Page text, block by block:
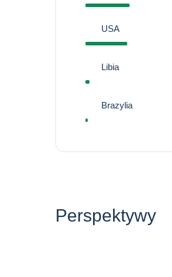
USA
Libia
Brazylia
Perspektywy